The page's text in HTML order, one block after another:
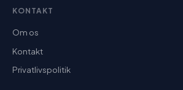
KONTAKT
Om os
Kontakt
Privatlivspolitik